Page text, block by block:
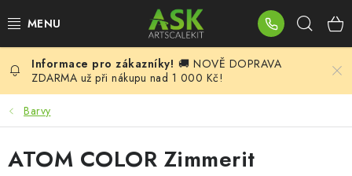
na
BLOG
SUMMER DAYS
WARHAMMER
🚚 NOVĚ DOPRAVA
ZDARMA už při nákupu nad 1 000 Kč!
Barvy
ATOM COLOR Zimmerit